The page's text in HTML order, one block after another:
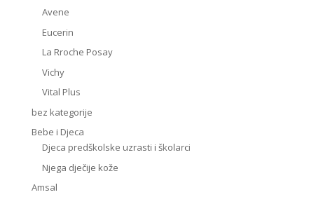
Avene
Eucerin
La Rroche Posay
Vichy
Vital Plus
bez kategorije
Bebe i Djeca
Djeca predškolske uzrasti i školarci
Njega dječije kože
Amsal